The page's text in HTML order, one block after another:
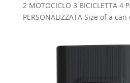
2 MOTOCICLO 3 BICICLETTA 4
PERSONALIZZATA Size of a